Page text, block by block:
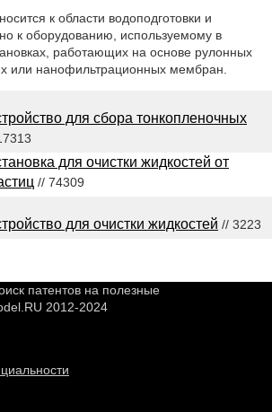
к области водоподготовки и
к оборудованию, используемому в
работающих на основе рулонных
или нанофильтрационных мембран.
для сбора тонкопленочных
для очистки жидкостей от
// 74309
для очистки жидкостей // 3223
патентов на полезные
2012-2024